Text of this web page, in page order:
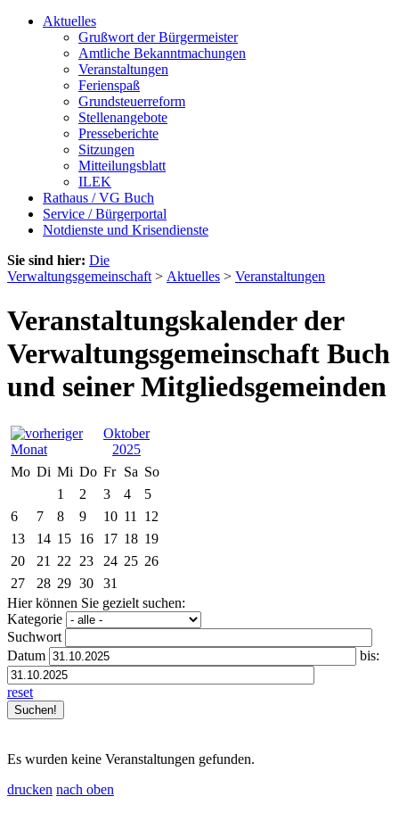
Aktuelles
Grußwort der Bürgermeister
Amtliche Bekanntmachungen
Veranstaltungen
Ferienspaß
Grundsteuerreform
Stellenangebote
Presseberichte
Sitzungen
Mitteilungsblatt
ILEK
Rathaus / VG Buch
Service / Bürgerportal
Notdienste und Krisendienste
Sie sind hier: Die
Verwaltungsgemeinschaft > Aktuelles > Veranstaltungen
Veranstaltungskalender der
Verwaltungsgemeinschaft Buch
und seiner Mitgliedsgemeinden
Oktober
2025
Mo Di Mi Do Fr Sa So
1
2 3 4
5
6
7 8 9 10 11
12
13
14 15 16 17 18 19
20
21 22 23 24 25 26
27
28 29 30
31
Hier können Sie gezielt suchen:
Kategorie
Suchwort
Datum
bis:
reset
Es wurden keine Veranstaltungen gefunden.
drucken nach oben